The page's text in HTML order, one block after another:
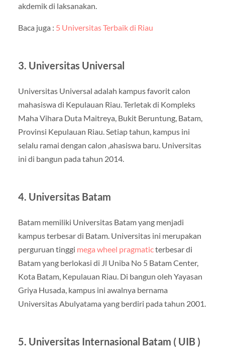
akdemik di laksanakan.
Baca juga : 5 Universitas Terbaik di Riau
3. Universitas Universal
Universitas Universal adalah kampus favorit calon
mahasiswa di Kepulauan Riau. Terletak di Kompleks
Maha Vihara Duta Maitreya, Bukit Beruntung, Batam,
Provinsi Kepulauan Riau. Setiap tahun, kampus ini
selalu ramai dengan calon ,ahasiswa baru. Universitas
ini di bangun pada tahun 2014.
4. Universitas Batam
Batam memiliki Universitas Batam yang menjadi
kampus terbesar di Batam. Universitas ini merupakan
perguruan tinggi mega wheel pragmaticterbesar di
Batam yang berlokasi di Jl Uniba No 5 Batam Center,
Kota Batam, Kepulauan Riau. Di bangun oleh Yayasan
Griya Husada, kampus ini awalnya bernama
Universitas Abulyatama yang berdiri pada tahun 2001.
5. Universitas Internasional Batam ( UIB )